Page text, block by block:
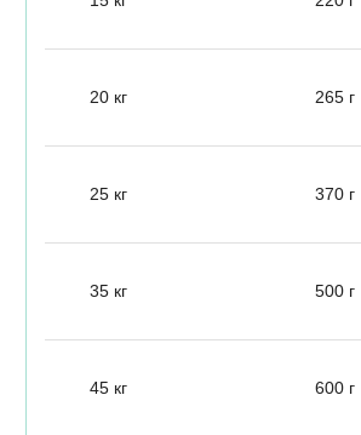
20 кг 265 г
25 кг 370 г
35 кг 500 г
45 кг 600 г